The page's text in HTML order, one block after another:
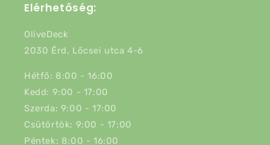
Elérhetőség:
OliveDeck
2030 Érd, Lőcsei utca 4-6
Hétfő: 8:00 - 16:00
Kedd: 9:00 - 17:00
Szerda: 9:00 - 17:00
Csütörtök: 9:00 - 17:00
Péntek: 8:00 - 16:00